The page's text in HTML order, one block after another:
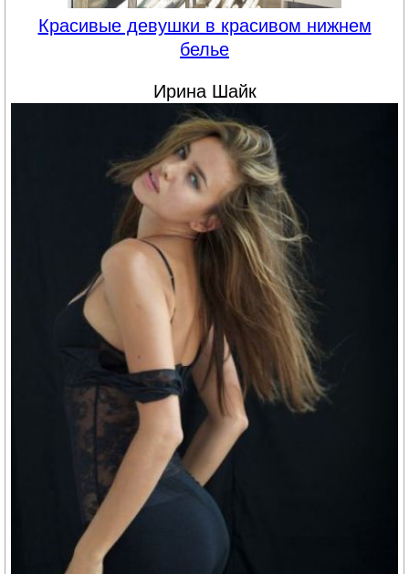
Красивые девушки в красивом нижнем
белье
Ирина Шайк